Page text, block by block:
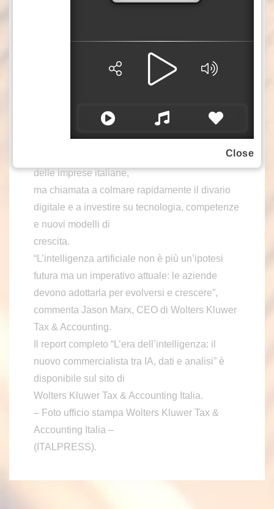
l’80% della media europea. Il 26% ha introdotto
modelli di lavoro ibrido, e l’investimento in
Belgio e Paesi Bassi.
Il report descrive dunque una professione in
transizione: solida, centrale per la competitività
delle imprese italiane,
ma chiamata a colmare rapidamente il divario
digitale e a investire su tecnologia, competenze
e nuovi modelli di
crescita.
“L’intelligenza artificiale non è più un’ipotesi
futura ma un imperativo attuale: le aziende
devono adottarla per evolversi e crescere”,
commenta Jason Marx, CEO di Wolters Kluwer
Tax & Accounting.
Il report completo “L’era dell’intelligenza: il
nuovo commercialista tra IA, dati e analisi” è
disponibile sul sito di
Wolters Kluwer Tax & Accounting Italia.
– Foto ufficio stampa Wolters Kluwer Tax &
Accounting Italia –
(ITALPRESS).
Close